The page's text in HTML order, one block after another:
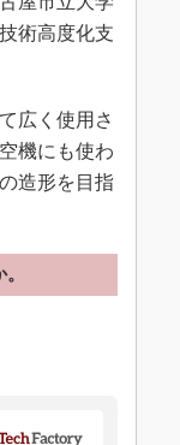
術高度化支
広く使用さ
機にも使わ
造形を目指